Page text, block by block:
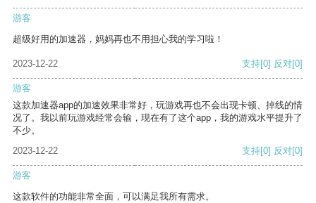
游客
超级好用的加速器，妈妈再也不用担心我的学习啦！
2023-12-22 支持[0] 反对[0]
游客
这款加速器app的加速效果非常好，玩游戏再也不会出现卡顿、掉线的情
况了。我以前玩游戏经常会输，现在有了这个app，我的游戏水平提升了
不少。
2023-12-22
支持[0] 反对[0]
游客
这款软件的功能非常全面，可以满足我所有需求。